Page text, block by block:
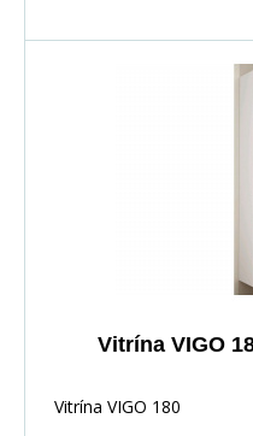
Vitrína VIGO
Vitrína VIGO 180